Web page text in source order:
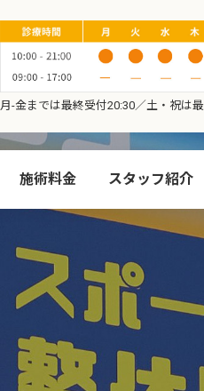
月-金までは最終受付20:30／土・祝は
施術料金 スタッフ紹介